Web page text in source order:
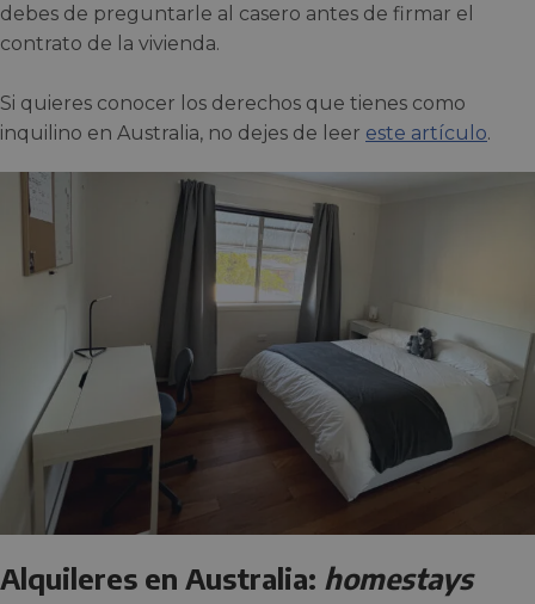
debes de preguntarle al casero antes de firmar el
contrato de la vivienda.
Si quieres conocer los derechos que tienes como
inquilino en Australia, no dejes de leer este artículo.
Alquileres en Australia: homestays